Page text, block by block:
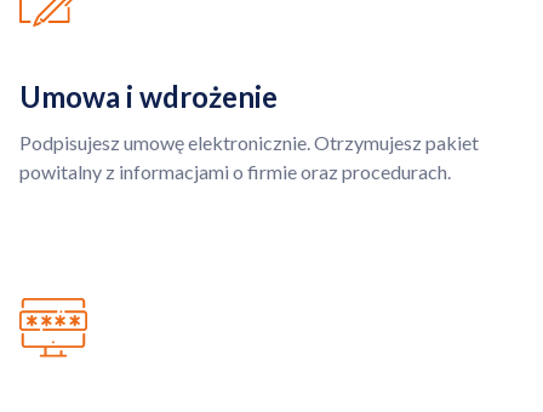
Umowa i wdrożenie
Podpisujesz umowę elektronicznie. Otrzymujesz pakiet
powitalny z informacjami o firmie oraz procedurach.